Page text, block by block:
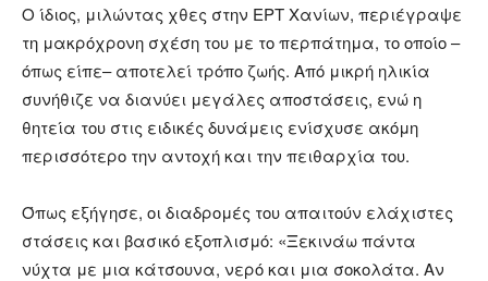
Ο ίδιος, μιλώντας χθες στην ΕΡΤ Χανίων, περιέγραψε
τη μακρόχρονη σχέση του με το περπάτημα, το οποίο –
όπως είπε– αποτελεί τρόπο ζωής. Από μικρή ηλικία
συνήθιζε να διανύει μεγάλες αποστάσεις, ενώ η
θητεία του στις ειδικές δυνάμεις ενίσχυσε ακόμη
περισσότερο την αντοχή και την πειθαρχία του.
Όπως εξήγησε, οι διαδρομές του απαιτούν ελάχιστες
στάσεις και βασικό εξοπλισμό: «Ξεκινάω πάντα
νύχτα με μια κάτσουνα, νερό και μια σοκολάτα. Αν